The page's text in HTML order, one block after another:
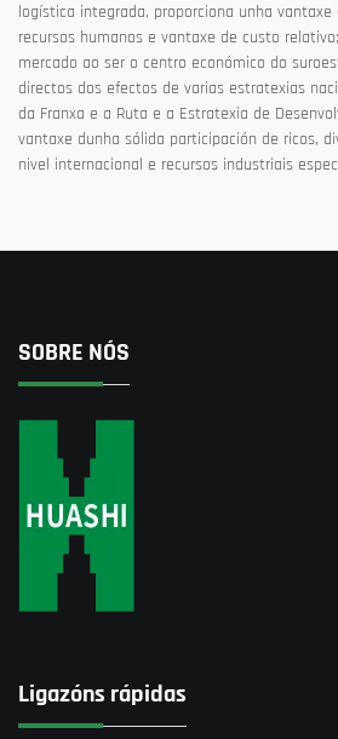
logística integrada, proporciona unha
recursos humanos e vantaxe de custo
mercado ao ser o centro económico do
directos dos efectos de varias estratexias
da Franxa e a Ruta e a Estratexia de
vantaxe dunha sólida participación de ricos,
nivel internacional e recursos industriais
SOBRE NÓS
Ligazóns rápidas